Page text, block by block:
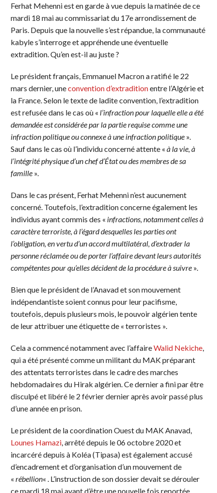
Ferhat Mehenni est en garde à vue depuis la matinée de ce
mardi 18 mai au commissariat du 17e arrondissement de
Paris. Depuis que la nouvelle s’est répandue, la communauté
kabyle s’interroge et appréhende une éventuelle
extradition. Qu’en est-il au juste ?
Le président français, Emmanuel Macron a ratifié le 22
mars dernier, uneconvention d’extraditionentre l’Algérie et
la France. Selon le texte de ladite convention, l’extradition
est refusée dans le cas où « l’infraction pour laquelle elle a été
demandée est considérée par la partie requise comme une
infraction politique ou connexe à une infraction politique ».
Sauf dans le cas où l’individu concerné attente «à la vie, à
l’intégrité physique d’un chef d’État ou des membres de sa
famille ».
Dans le cas présent, Ferhat Mehenni n’est aucunement
concerné. Toutefois, l’extradition concerne également les
individus ayant commis des « infractions, notamment celles à
caractère terroriste, à l’égard desquelles les parties ont
l’obligation, en vertu d’un accord multilatéral, d’extrader la
personne réclamée ou de porter l’affaire devant leurs autorités
compétentes pour qu’elles décident de la procédure à suivre ».
Bien que le président de l’Anavad et son mouvement
indépendantiste soient connus pour leur pacifisme,
toutefois, depuis plusieurs mois, le pouvoir algérien tente
de leur attribuer une étiquette de « terroristes ».
Cela a commencé notamment avec l’affaireWalid Nekiche,
qui a été présenté comme un militant du MAK préparant
des attentats terroristes dans le cadre des marches
hebdomadaires du Hirak algérien. Ce dernier a fini par être
disculpé et libéré le 2 février dernier après avoir passé plus
d’une année en prison.
Le président de la coordination Ouest du MAK Anavad,
Lounes Hamazi, arrêté depuis le 06 octobre 2020 et
incarcéré depuis à Koléa (Tipasa) est également accusé
d’encadrement et d’organisation d’un mouvement de
«rébellion« . L’instruction de son dossier devait se dérouler
ce mardi 18 mai avant d’être une nouvelle fois reportée.